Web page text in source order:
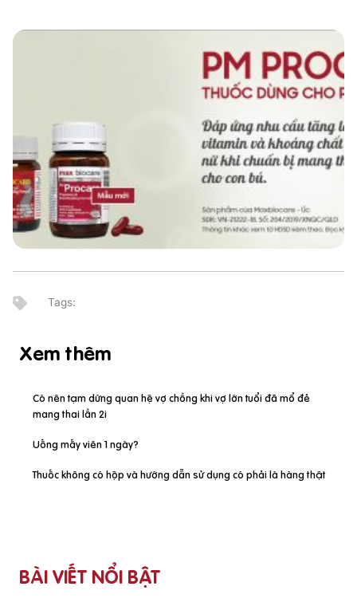
Xem thêm
Có nên tạm dừng quan hệ vợ chồng khi vợ lớn tuổi đã mổ đẻ
mang thai lần 2i
Uống mấy viên 1 ngày?
Thuốc không có hộp và hướng dẫn sử dụng có phải là hàng thật
BÀI VIẾT NỔI BẬT